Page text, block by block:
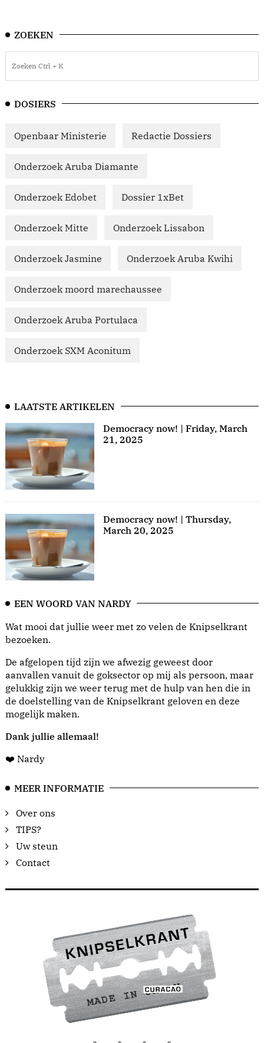
ZOEKEN
DOSIERS
Openbaar Ministerie Redactie Dossiers
Onderzoek Aruba Diamante
Onderzoek Edobet Dossier 1xBet
Onderzoek Mitte Onderzoek Lissabon
Onderzoek Jasmine Onderzoek Aruba Kwihi
Onderzoek moord marechaussee
Onderzoek Aruba Portulaca
Onderzoek SXM Aconitum
LAATSTE ARTIKELEN
Democracy now! | Friday, March
21, 2025
Democracy now! | Thursday,
March 20, 2025
EEN WOORD VAN NARDY
Wat mooi dat jullie weer met zo velen de Knipselkrant
bezoeken.
De afgelopen tijd zijn we afwezig geweest door
aanvallen vanuit de goksector op mij als persoon, maar
gelukkig zijn we weer terug met de hulp van hen die in
de doelstelling van de Knipselkrant geloven en deze
mogelijk maken.
Dank jullie allemaal!
❤️ Nardy
MEER INFORMATIE
Over ons
TIPS?
Uw steun
Contact